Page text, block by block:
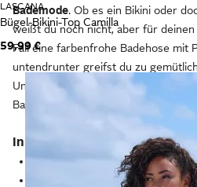
LASCANA
Bügel-Bikini-Top Camilla
59,99 €
Bademode. Ob es ein Bikini oder
weißt du noch nicht, aber für
Fall eine farbenfrohe Badehose mit
untendrunter greifst du zu
Unterwäsche, die dich nicht einengt.
Bademode sein kann, erfährst du im
Inhaltsverzeichnis
Wäsche: Diese Tipps erleichtern
Bademode: Das solltest du